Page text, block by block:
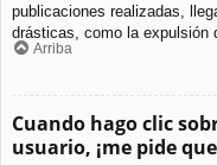
publicaciones realizadas,
drásticas, como la expulsión
Arriba
Cuando hago clic
usuario, ¡me pide